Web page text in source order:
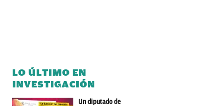
LO ÚLTIMO EN
INVESTIGACIÓN
Un diputado de